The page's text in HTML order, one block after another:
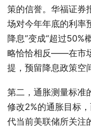
策的信誉。华福证券
场对今年年底的利率
降息”变成“超过50%
略恰恰相反——在市
提，预留降息政策空
第二，通胀测量标准
修改2%的通胀目标
代当前美联储所关注